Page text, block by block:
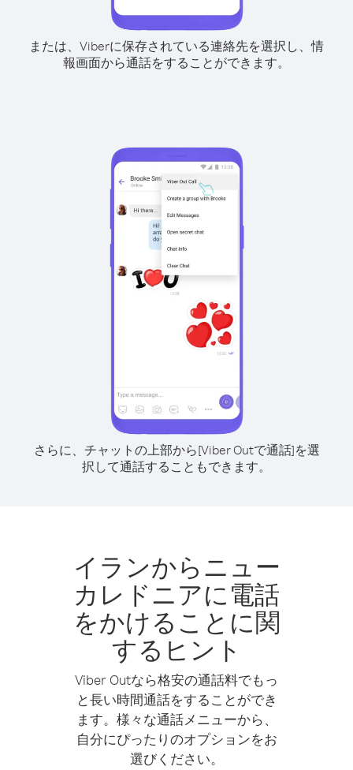
または、Viberに保存されている連絡先を選択し、情
報画面から通話をすることができます。
さらに、チャットの上部から[Viber Outで通話]を選
択して通話することもできます。
イランからニュー
カレドニアに電話
をかけることに関
するヒント
Viber Outなら格安の通話料でもっ
と長い時間通話をすることができ
ます。様々な通話メニューから、
自分にぴったりのオプションをお
選びください。